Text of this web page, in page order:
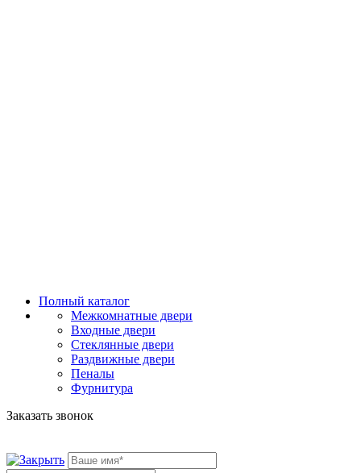
Полный каталог
Межкомнатные двери
Входные двери
Стеклянные двери
Раздвижные двери
Пеналы
Фурнитура
Заказать звонок